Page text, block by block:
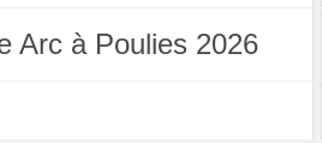
Arc à Poulies 2026